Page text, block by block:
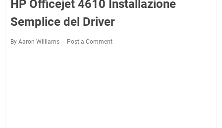
HP Officejet 4610 Installazione
Semplice del Driver
By Aaron Williams Post a Comment